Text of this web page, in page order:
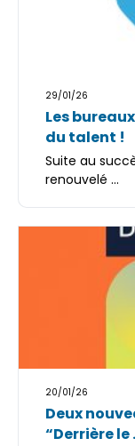
29/01/26
Les
du talent !
Suite au
renouvelé ...
20/01/26
Deux
“Derrière le